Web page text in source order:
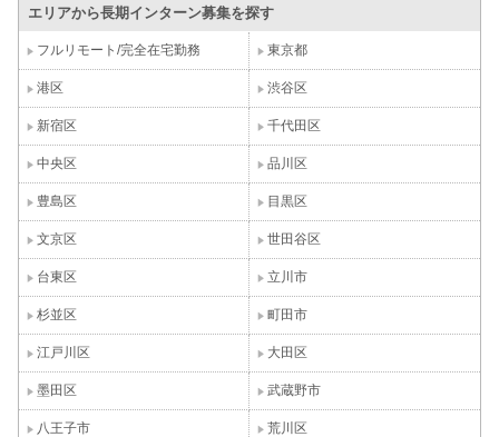
エリアから長期インターン募集を探す
フルリモート/完全在宅勤務 東京都
港区 渋谷区
新宿区 千代田区
中央区 品川区
豊島区 目黒区
文京区 世田谷区
台東区 立川市
杉並区 町田市
江戸川区 大田区
墨田区 武蔵野市
八王子市 荒川区